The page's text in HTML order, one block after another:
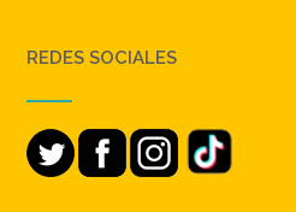
REDES SOCIALES